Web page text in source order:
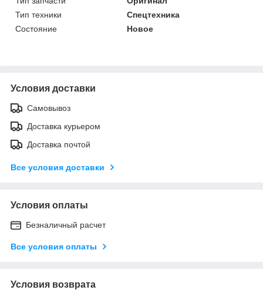
Тип техники
Спецтехника
Состояние
Новое
Условия доставки
Самовывоз
Доставка курьером
Доставка почтой
Все условия доставки
Условия оплаты
Безналичный расчет
Все условия оплаты
Условия возврата